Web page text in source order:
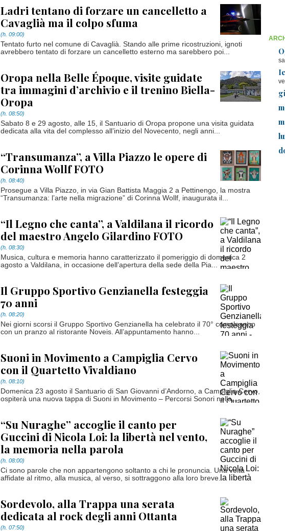
Ladri tentano di forzare un cancelletto a
Cavaglià ma il colpo sfuma
(h. 09:00)
Tentato furto nel comune di Cavaglià. Stando alle prime ricostruzioni, ignoti
avrebbero tentato di forzare un cancelletto esterno ma sarebbero poi...
Oropa nella Belle Époque, visite guidate
tra immagini d’archivio e il trenino Biella-
Oropa
(h. 08:50)
Sabato 8 e 29 agosto, alle 15, il Santuario di Oropa propone una visita guidata
dedicata alla vita del complesso all’inizio del Novecento, negli anni...
“Transumanza”, a Villa Piazzo le opere di
Corinna Wollf FOTO
(h. 08:40)
Prosegue a Villa Piazzo, in via Gian Battista Maggia 2 a Pettinengo, la mostra
“Transumanza: l’arte nella migrazione” di Corinna Wollf, inaugurata il...
“Il Legno che canta”, a Valdilana il ricordo
del maestro Angelo Gilardino FOTO
(h. 08:30)
Musica, cultura e memoria hanno caratterizzato il pomeriggio di domenica 2
agosto a Valdilana, in occasione dell’apertura della sede della Pia...
Il Gruppo Sportivo Genzianella festeggia
70 anni
(h. 08:20)
Nei giorni scorsi il Gruppo Sportivo Genzianella ha celebrato il 70° compleanno
con un pranzo al ristorante Noveis. All’appuntamento hanno...
Suoni in Movimento a Campiglia Cervo
con il Quartetto Vivaldiano
(h. 08:10)
Domenica 23 agosto il Santuario di San Giovanni d’Andorno, a Campiglia Cervo,
ospiterà una nuova tappa di Suoni in Movimento – Percorsi Sonori nella...
“Su Nuraghe” accoglie il canto per
Guccini di Nicola Loi: la libertà nel vento,
la memoria nella parola
(h. 08:00)
Ci sono parole che non appartengono soltanto a chi le pronuncia. Una volta
affidate al ritmo, alla musica, al verso, si sottraggono alla loro breve...
Sordevolo, alla Trappa una serata
dedicata al rock degli anni Ottanta
(h. 07:50)